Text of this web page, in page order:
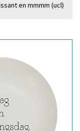
en mmmm (ucl)